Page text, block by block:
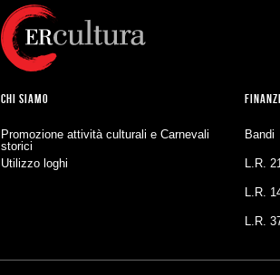
CHI SIAMO
Promozione attività culturali e Carnevali
storici
Utilizzo loghi
Bandi
L.R.
L.R.
L.R.